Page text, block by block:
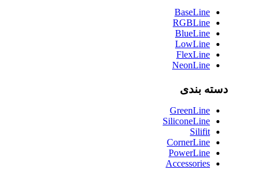
BaseLine
RGBLine
BlueLine
LowLine
FlexLine
NeonLine
دسته بندی
GreenLine
SiliconeLine
Silifit
CornerLine
PowerLine
Accessories